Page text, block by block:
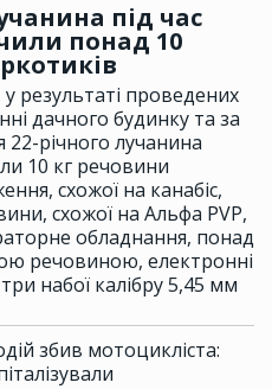
під час
понад 10
результаті проведених
дачного будинку та за
річного лучанина
10 кг речовини
схожої на канабіс,
схожої на Альфа PVP,
обладнання, понад
речовиною, електронні
набої калібру 5,45 мм
збив мотоцикліста: